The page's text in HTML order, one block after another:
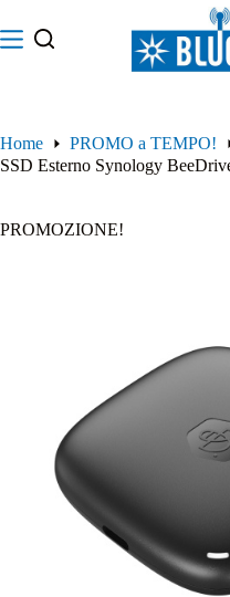
al
contenuto
Home
PROMO a TEMPO!
SSD Esterno Synology
PROMOZIONE!